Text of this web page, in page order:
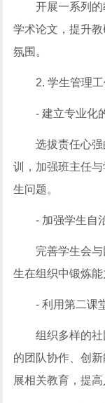
开展一系列
学术论文，提升
氛围。
2. 学生管理
- 建立专业化
选拔责任心
训，加强班主任
生问题。
- 加强学生自
完善学生会
生在组织中锻炼能
- 利用第二课
组织多样的
的团队协作、创
展相关教育，提高